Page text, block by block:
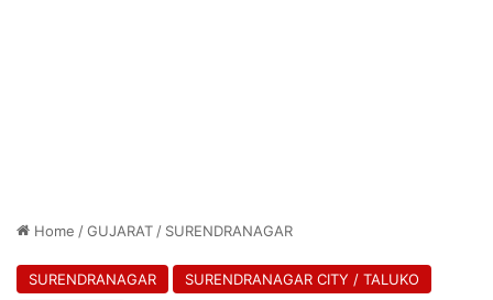
Home /GUJARAT / SURENDRANAGAR
SURENDRANAGAR
SURENDRANAGAR CITY / TALUKO